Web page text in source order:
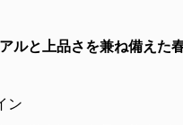
ルと上品さを兼ね備えた
ン